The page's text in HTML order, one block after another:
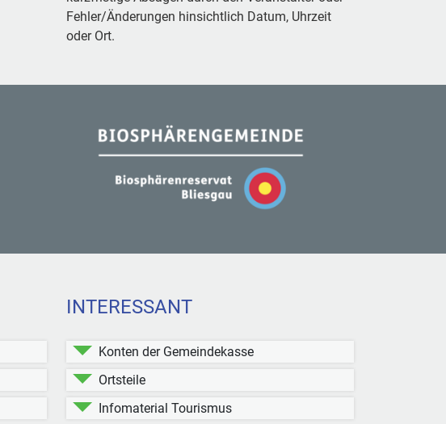
Fehler/Änderungen hinsichtlich Datum, Uhrzeit
oder Ort.
INTERESSANT
Konten der Gemeindekasse
Ortsteile
Infomaterial Tourismus